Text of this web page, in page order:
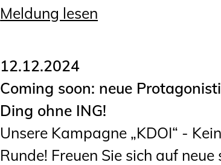
Informationen für
Anträge, Anzeigen,
Fortbildung/Seminare
Informationen für
Ingenieurinnen und
Meldung lesen
12.12.2024
Coming soon: neue
Ding ohne ING!
Unsere Kampagne „KDOI“ -
Runde! Freuen Sie sich auf